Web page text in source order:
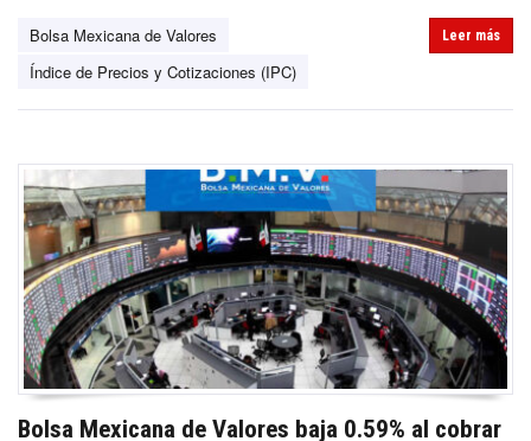
Bolsa Mexicana de Valores
Índice de Precios y Cotizaciones (IPC)
Leer más
Bolsa Mexicana de Valores baja 0.59% al cobrar